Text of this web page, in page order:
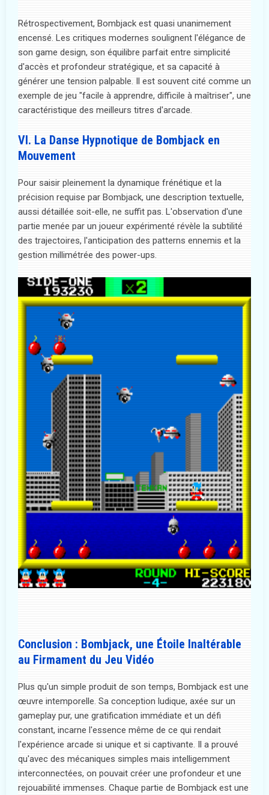
Rétrospectivement, Bombjack est quasi unanimement
encensé. Les critiques modernes soulignent l'élégance de
son game design, son équilibre parfait entre simplicité
d'accès et profondeur stratégique, et sa capacité à
générer une tension palpable. Il est souvent cité comme un
exemple de jeu "facile à apprendre, difficile à maîtriser", une
caractéristique des meilleurs titres d'arcade.
VI. La Danse Hypnotique de Bombjack en
Mouvement
Pour saisir pleinement la dynamique frénétique et la
précision requise par Bombjack, une description textuelle,
aussi détaillée soit-elle, ne suffit pas. L'observation d'une
partie menée par un joueur expérimenté révèle la subtilité
des trajectoires, l'anticipation des patterns ennemis et la
gestion millimétrée des power-ups.
Conclusion : Bombjack, une Étoile Inaltérable
au Firmament du Jeu Vidéo
Plus qu'un simple produit de son temps, Bombjack est une
œuvre intemporelle. Sa conception ludique, axée sur un
gameplay pur, une gratification immédiate et un défi
constant, incarne l'essence même de ce qui rendait
l'expérience arcade si unique et si captivante. Il a prouvé
qu'avec des mécaniques simples mais intelligemment
interconnectées, on pouvait créer une profondeur et une
rejouabilité immenses. Chaque partie de Bombjack est une